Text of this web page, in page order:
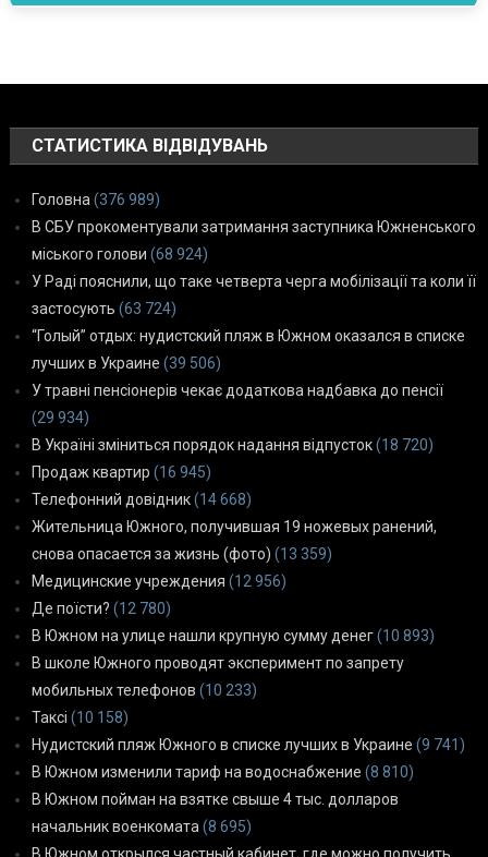
СТАТИСТИКА ВІДВІДУВАНЬ
Головна (376 989)
В СБУ прокоментували затримання заступника Южненського
міського голови (68 924)
У Раді пояснили, що таке четверта черга мобілізації та коли її
застосують (63 724)
“Голый” отдых: нудистский пляж в Южном оказался в списке
лучших в Украине (39 506)
У травні пенсіонерів чекає додаткова надбавка до пенсії
(29 934)
В Україні зміниться порядок надання відпусток(18 720)
Продаж квартир (16 945)
Телефонний довідник(14 668)
Жительница Южного, получившая 19 ножевых ранений,
снова опасается за жизнь (фото) (13 359)
Медицинские учреждения (12 956)
Де поїсти? (12 780)
В Южном на улице нашли крупную сумму денег(10 893)
В школе Южного проводят эксперимент по запрету
мобильных телефонов (10 233)
Таксі (10 158)
Нудистский пляж Южного в списке лучших в Украине (9 741)
В Южном изменили тариф на водоснабжение (8 810)
В Южном пойман на взятке свыше 4 тыс. долларов
начальник военкомата (8 695)
В Южном открылся частный кабинет, где можно получить